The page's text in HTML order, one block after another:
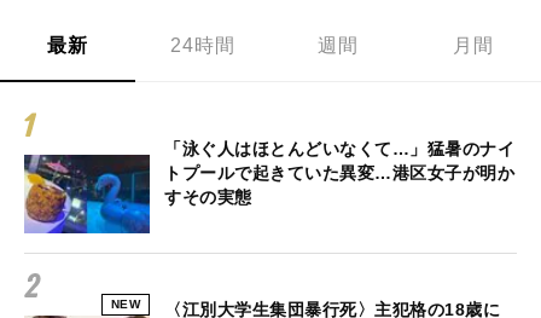
最新 24時間 週間 月間
「泳ぐ人はほとんどいなくて…」猛暑のナイ
トプールで起きていた異変…港区女子が明か
すその実態
NEW
〈江別大学生集団暴行死〉主犯格の18歳に